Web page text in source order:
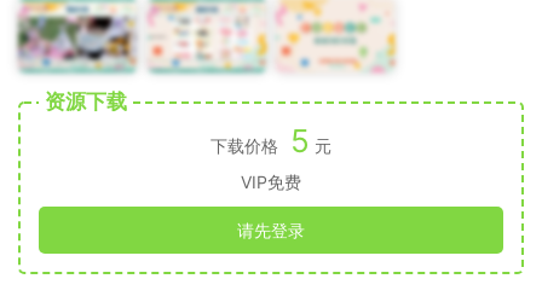
资源下载
下载价格 5 元
VIP免费
请先登录